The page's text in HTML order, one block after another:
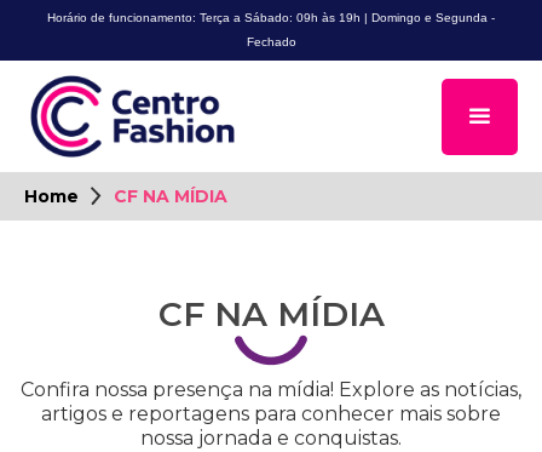
Horário de funcionamento: Terça a Sábado: 09h às 19h | Domingo e Segunda -
Fechado
Home CF NA MÍDIA
CF NA MÍDIA
Confira nossa presença na mídia! Explore as notícias,
artigos e reportagens para conhecer mais sobre
nossa jornada e conquistas.